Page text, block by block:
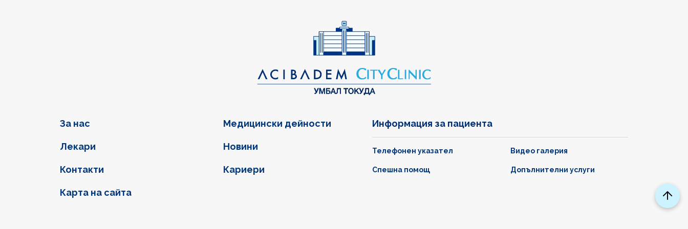
Фуутер навигация
За нас Медицински дейности
Лекари Новини
Контакти Кариери
Карта на сайта
Информация за пациента
Телефонен указател Видео галерия
Спешна помощ Допълнителни услуги